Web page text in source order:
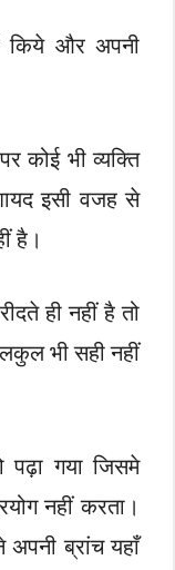
किये और अपनी
कोई भी व्यक्ति
इसी वजह से
है।
ही नहीं है तो
भी सही नहीं
पढ़ा गया जिसमे
नहीं करता।
ब्रांच यहाँ